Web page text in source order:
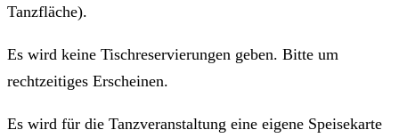
Tanzfläche).
Es wird keine Tischreservierungen geben. Bitte um
rechtzeitiges Erscheinen.
Es wird für die Tanzveranstaltung eine eigene Speisekarte